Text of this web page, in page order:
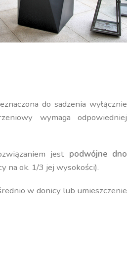
do sadzenia wyłącznie
wymaga odpowiedniej
jest podwójne dno
na ok. 1/3 jej wysokości).
w donicy lub umieszczenie